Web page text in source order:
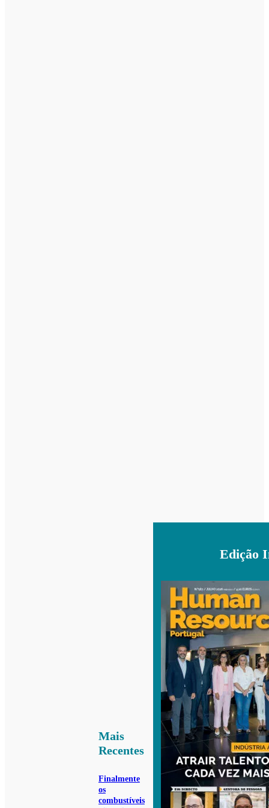
Mais
Recentes
Finalmente
os
combustíveis
Edição